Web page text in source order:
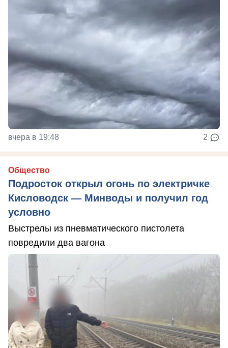
вчера в 19:48 2
Общество
Подросток открыл огонь по электричке
Кисловодск — Минводы и получил год
условно
Выстрелы из пневматического пистолета
повредили два вагона